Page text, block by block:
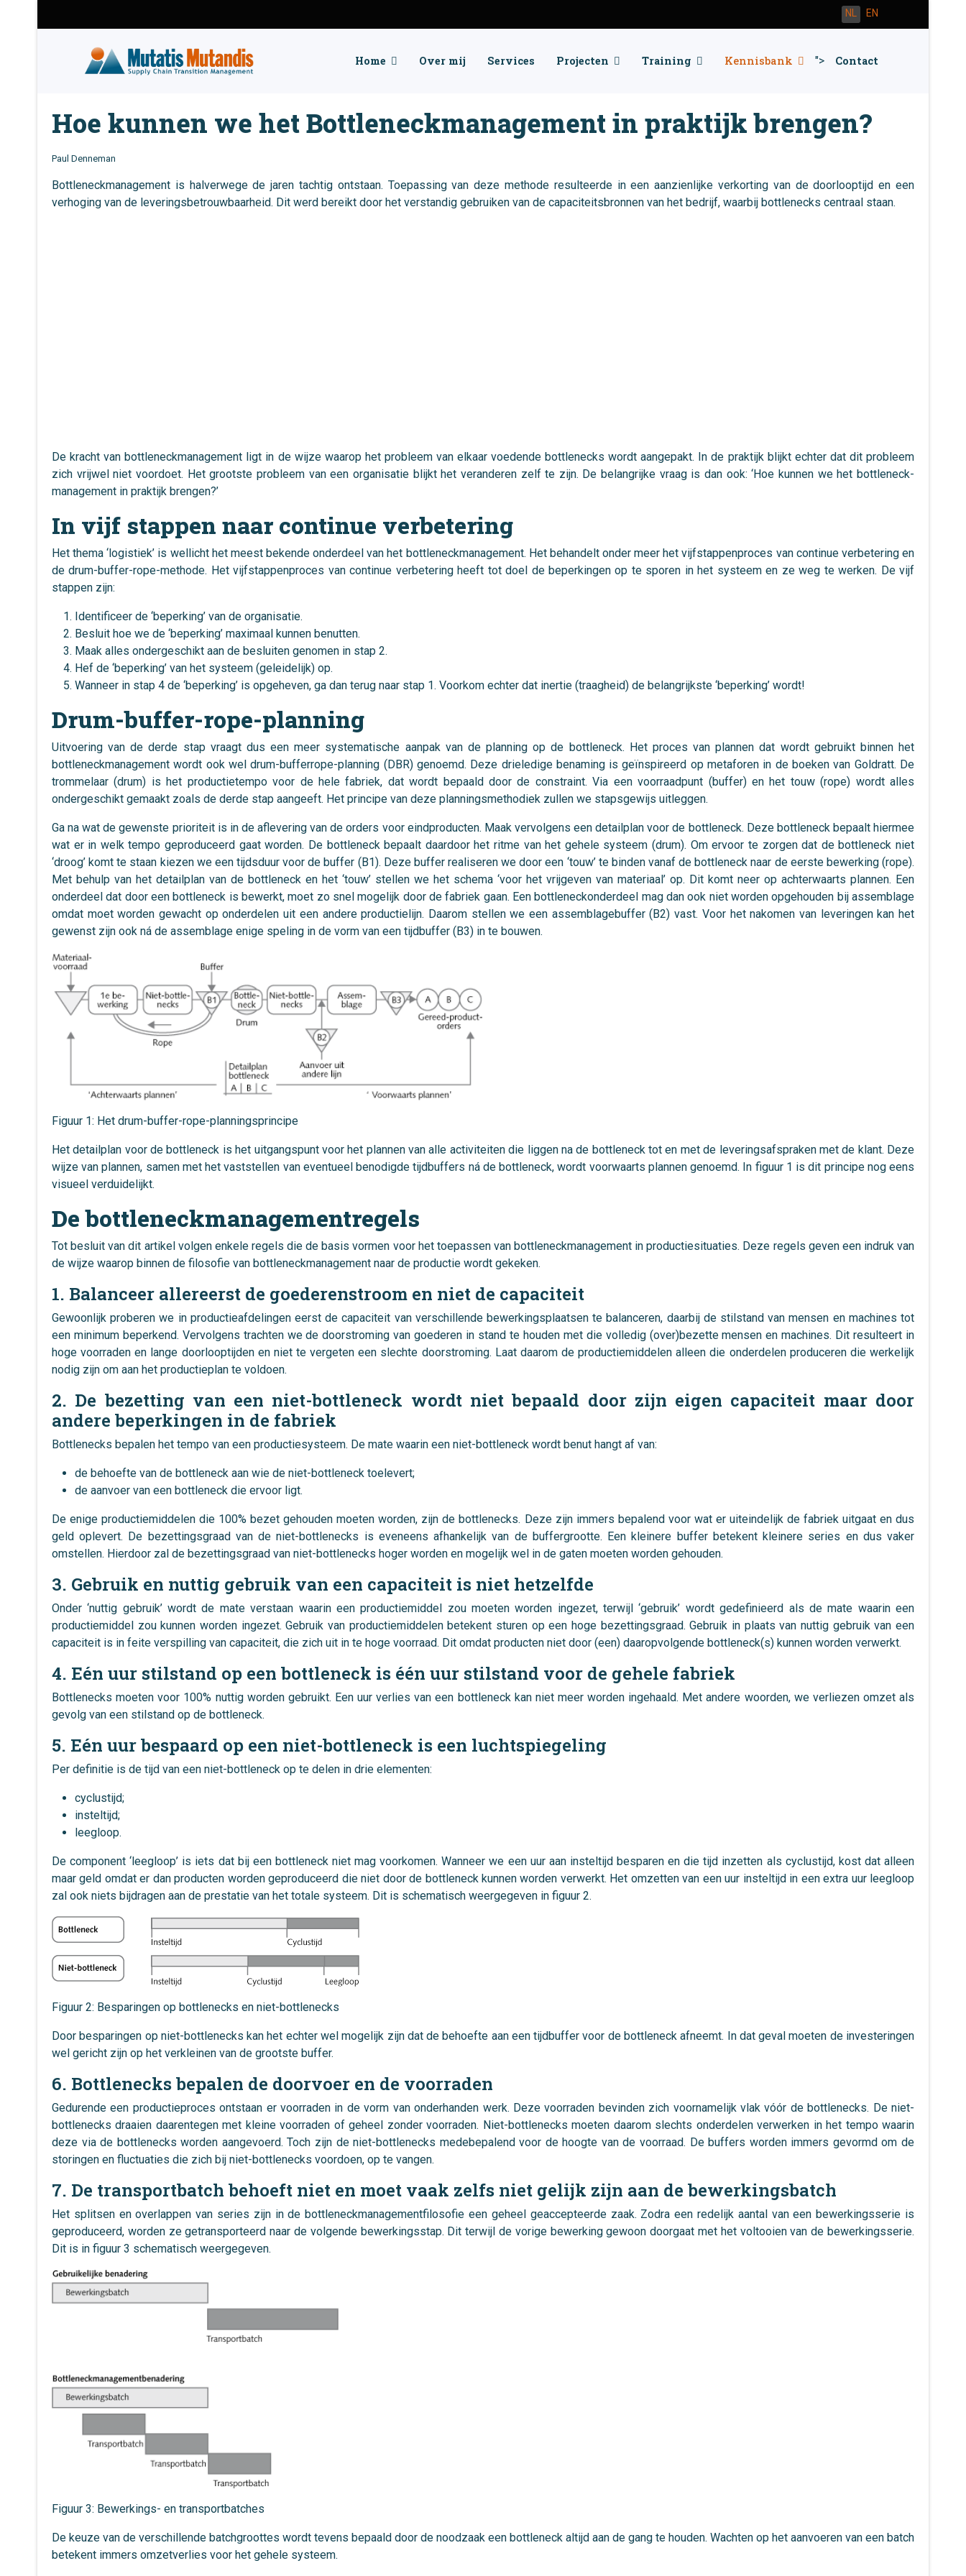
Selecteer de taal
NL EN
Home Over mij Services Projecten Training Kennisbank "> Contact
Hoe kunnen we het Bottleneckmanagement in praktijk brengen?
Paul Denneman
Bottleneckmanagement is halverwege de jaren tachtig ontstaan. Toepassing van deze methode resulteerde in een aanzienlijke verkorting van de doorlooptijd en een
verhoging van de leveringsbetrouwbaarheid. Dit werd bereikt door het verstandig gebruiken van de capaciteitsbronnen van het bedrijf, waarbij bottlenecks centraal staan.
De kracht van bottleneckmanagement ligt in de wijze waarop het probleem van elkaar voedende bottlenecks wordt aangepakt. In de praktijk blijkt echter dat dit probleem
zich vrijwel niet voordoet. Het grootste probleem van een organisatie blijkt het veranderen zelf te zijn. De belangrijke vraag is dan ook: ‘Hoe kunnen we het bottleneck-
management in praktijk brengen?’
In vijf stappen naar continue verbetering
Het thema ‘logistiek’ is wellicht het meest bekende onderdeel van het bottleneckmanagement. Het behandelt onder meer het vijfstappenproces van continue verbetering en
de drum-buffer-rope-methode. Het vijfstappenproces van continue verbetering heeft tot doel de beperkingen op te sporen in het systeem en ze weg te werken. De vijf
stappen zijn:
Identificeer de ‘beperking’ van de organisatie.
Besluit hoe we de ‘beperking’ maximaal kunnen benutten.
Maak alles ondergeschikt aan de besluiten genomen in stap 2.
Hef de ‘beperking’ van het systeem (geleidelijk) op.
Wanneer in stap 4 de ‘beperking’ is opgeheven, ga dan terug naar stap 1. Voorkom echter dat inertie (traagheid) de belangrijkste ‘beperking’ wordt!
Drum-buffer-rope-planning
Uitvoering van de derde stap vraagt dus een meer systematische aanpak van de planning op de bottleneck. Het proces van plannen dat wordt gebruikt binnen het
bottleneckmanagement wordt ook wel drum-bufferrope-planning (DBR) genoemd. Deze drieledige benaming is geïnspireerd op metaforen in de boeken van Goldratt. De
trommelaar (drum) is het productietempo voor de hele fabriek, dat wordt bepaald door de constraint. Via een voorraadpunt (buffer) en het touw (rope) wordt alles
ondergeschikt gemaakt zoals de derde stap aangeeft. Het principe van deze planningsmethodiek zullen we stapsgewijs uitleggen.
Ga na wat de gewenste prioriteit is in de aflevering van de orders voor eindproducten. Maak vervolgens een detailplan voor de bottleneck. Deze bottleneck bepaalt hiermee
wat er in welk tempo geproduceerd gaat worden. De bottleneck bepaalt daardoor het ritme van het gehele systeem (drum). Om ervoor te zorgen dat de bottleneck niet
‘droog’ komt te staan kiezen we een tijdsduur voor de buffer (B1). Deze buffer realiseren we door een ‘touw’ te binden vanaf de bottleneck naar de eerste bewerking (rope).
Met behulp van het detailplan van de bottleneck en het ‘touw’ stellen we het schema ‘voor het vrijgeven van materiaal’ op. Dit komt neer op achterwaarts plannen. Een
onderdeel dat door een bottleneck is bewerkt, moet zo snel mogelijk door de fabriek gaan. Een bottleneckonderdeel mag dan ook niet worden opgehouden bij assemblage
omdat moet worden gewacht op onderdelen uit een andere productielijn. Daarom stellen we een assemblagebuffer (B2) vast. Voor het nakomen van leveringen kan het
gewenst zijn ook ná de assemblage enige speling in de vorm van een tijdbuffer (B3) in te bouwen.
Figuur 1: Het drum-buffer-rope-planningsprincipe
Het detailplan voor de bottleneck is het uitgangspunt voor het plannen van alle activiteiten die liggen na de bottleneck tot en met de leveringsafspraken met de klant. Deze
wijze van plannen, samen met het vaststellen van eventueel benodigde tijdbuffers ná de bottleneck, wordt voorwaarts plannen genoemd. In figuur 1 is dit principe nog eens
visueel verduidelijkt.
De bottleneckmanagementregels
Tot besluit van dit artikel volgen enkele regels die de basis vormen voor het toepassen van bottleneckmanagement in productiesituaties. Deze regels geven een indruk van
de wijze waarop binnen de filosofie van bottleneckmanagement naar de productie wordt gekeken.
1. Balanceer allereerst de goederenstroom en niet de capaciteit
Gewoonlijk proberen we in productieafdelingen eerst de capaciteit van verschillende bewerkingsplaatsen te balanceren, daarbij de stilstand van mensen en machines tot
een minimum beperkend. Vervolgens trachten we de doorstroming van goederen in stand te houden met die volledig (over)bezette mensen en machines. Dit resulteert in
hoge voorraden en lange doorlooptijden en niet te vergeten een slechte doorstroming. Laat daarom de productiemiddelen alleen die onderdelen produceren die werkelijk
nodig zijn om aan het productieplan te voldoen.
2. De bezetting van een niet-bottleneck wordt niet bepaald door zijn eigen capaciteit maar door
andere beperkingen in de fabriek
Bottlenecks bepalen het tempo van een productiesysteem. De mate waarin een niet-bottleneck wordt benut hangt af van:
de behoefte van de bottleneck aan wie de niet-bottleneck toelevert;
de aanvoer van een bottleneck die ervoor ligt.
De enige productiemiddelen die 100% bezet gehouden moeten worden, zijn de bottlenecks. Deze zijn immers bepalend voor wat er uiteindelijk de fabriek uitgaat en dus
geld oplevert. De bezettingsgraad van de niet-bottlenecks is eveneens afhankelijk van de buffergrootte. Een kleinere buffer betekent kleinere series en dus vaker
omstellen. Hierdoor zal de bezettingsgraad van niet-bottlenecks hoger worden en mogelijk wel in de gaten moeten worden gehouden.
3. Gebruik en nuttig gebruik van een capaciteit is niet hetzelfde
Onder ‘nuttig gebruik’ wordt de mate verstaan waarin een productiemiddel zou moeten worden ingezet, terwijl ‘gebruik’ wordt gedefinieerd als de mate waarin een
productiemiddel zou kunnen worden ingezet. Gebruik van productiemiddelen betekent sturen op een hoge bezettingsgraad. Gebruik in plaats van nuttig gebruik van een
capaciteit is in feite verspilling van capaciteit, die zich uit in te hoge voorraad. Dit omdat producten niet door (een) daaropvolgende bottleneck(s) kunnen worden verwerkt.
4. Eén uur stilstand op een bottleneck is één uur stilstand voor de gehele fabriek
Bottlenecks moeten voor 100% nuttig worden gebruikt. Een uur verlies van een bottleneck kan niet meer worden ingehaald. Met andere woorden, we verliezen omzet als
gevolg van een stilstand op de bottleneck.
5. Eén uur bespaard op een niet-bottleneck is een luchtspiegeling
Per definitie is de tijd van een niet-bottleneck op te delen in drie elementen:
cyclustijd;
insteltijd;
leegloop.
De component ‘leegloop’ is iets dat bij een bottleneck niet mag voorkomen. Wanneer we een uur aan insteltijd besparen en die tijd inzetten als cyclustijd, kost dat alleen
maar geld omdat er dan producten worden geproduceerd die niet door de bottleneck kunnen worden verwerkt. Het omzetten van een uur insteltijd in een extra uur leegloop
zal ook niets bijdragen aan de prestatie van het totale systeem. Dit is schematisch weergegeven in figuur 2.
Figuur 2: Besparingen op bottlenecks en niet-bottlenecks
Door besparingen op niet-bottlenecks kan het echter wel mogelijk zijn dat de behoefte aan een tijdbuffer voor de bottleneck afneemt. In dat geval moeten de investeringen
wel gericht zijn op het verkleinen van de grootste buffer.
6. Bottlenecks bepalen de doorvoer en de voorraden
Gedurende een productieproces ontstaan er voorraden in de vorm van onderhanden werk. Deze voorraden bevinden zich voornamelijk vlak vóór de bottlenecks. De niet-
bottlenecks draaien daarentegen met kleine voorraden of geheel zonder voorraden. Niet-bottlenecks moeten daarom slechts onderdelen verwerken in het tempo waarin
deze via de bottlenecks worden aangevoerd. Toch zijn de niet-bottlenecks medebepalend voor de hoogte van de voorraad. De buffers worden immers gevormd om de
storingen en fluctuaties die zich bij niet-bottlenecks voordoen, op te vangen.
7. De transportbatch behoeft niet en moet vaak zelfs niet gelijk zijn aan de bewerkingsbatch
Het splitsen en overlappen van series zijn in de bottleneckmanagementfilosofie een geheel geaccepteerde zaak. Zodra een redelijk aantal van een bewerkingsserie is
geproduceerd, worden ze getransporteerd naar de volgende bewerkingsstap. Dit terwijl de vorige bewerking gewoon doorgaat met het voltooien van de bewerkingsserie.
Dit is in figuur 3 schematisch weergegeven.
Figuur 3: Bewerkings- en transportbatches
De keuze van de verschillende batchgroottes wordt tevens bepaald door de noodzaak een bottleneck altijd aan de gang te houden. Wachten op het aanvoeren van een batch
betekent immers omzetverlies voor het gehele systeem.